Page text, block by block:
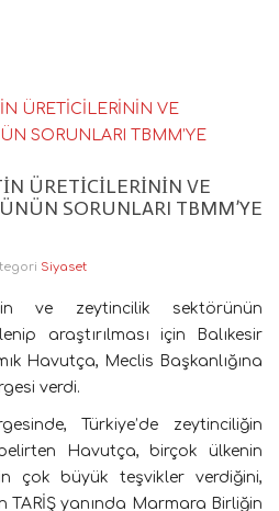
ÜRETİCİLERİNİN VE
SORUNLARI TBMM’YE
Siyaset
araştırılması için Balıkesir
Havutça, Meclis Başkanlığına
verdi.
Türkiye’de zeytinciliğin
Havutça, birçok ülkenin
çok büyük teşvikler verdiğini,
TARİŞ yanında Marmara Birliğin